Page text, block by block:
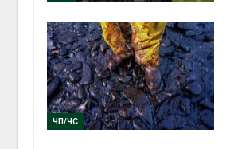
ЧП/ЧС